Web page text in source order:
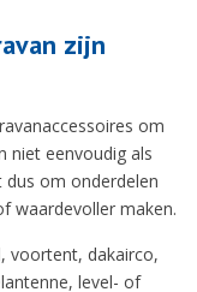
zijn
om
niet eenvoudig als
dus om onderdelen
waardevoller maken.
voortent, dakairco,
level- of